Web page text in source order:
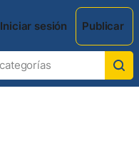
Iniciar sesión Publicar